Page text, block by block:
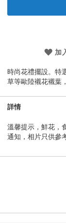
加
時尚花禮擺設。特
草等歐陸襯花襯葉
詳情
溫馨提示，鮮花，
通知，相片只供參